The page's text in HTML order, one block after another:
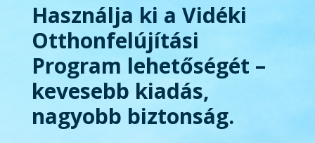
Használja ki a Vidéki
Otthonfelújítási
Program lehetőségét –
kevesebb kiadás,
nagyobb biztonság.